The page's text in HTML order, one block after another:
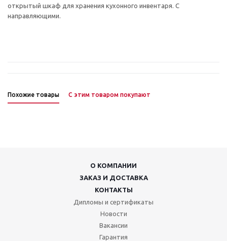
открытый шкаф для хранения кухонного инвентаря. С
направляющими.
Похожие товары С этим товаром покупают
О КОМПАНИИ
ЗАКАЗ И ДОСТАВКА
КОНТАКТЫ
Дипломы и сертификаты
Новости
Вакансии
Гарантия